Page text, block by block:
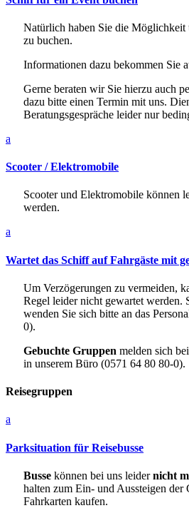
Natürlich haben Sie die
zu buchen.
Informationen dazu bekommen Sie
Gerne beraten wir Sie hierzu auch
dazu bitte einen Termin mit uns.
Beratungsgespräche leider nur
a
Scooter / Elektromobile
Scooter und Elektromobile können
werden.
a
Wartet das Schiff auf Fahrgäste mit
Um Verzögerungen zu vermeiden,
Regel leider nicht gewartet werden.
wenden Sie sich bitte an das
0).
Gebuchte Gruppen melden sich
in unserem Büro (0571 64 80 80-0).
Reisegruppen
a
Parksituation für Reisebusse
Busse können bei uns leidernicht
halten zum Ein- und Aussteigen der
Fahrkarten kaufen.